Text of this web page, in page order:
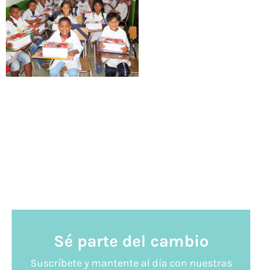
Sé parte del cambio
Suscríbete y mantente al día con nuestras